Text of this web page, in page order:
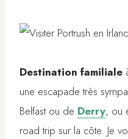
Destination familiale
une escapade très
Belfast ou de Derry, ou
road trip sur la côte. Je